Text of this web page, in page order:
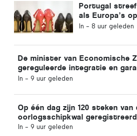
Portugal
als Europa’s
In - 8 uur geleden
De minister van Economische
gereguleerde integratie en
versneld traject voor
In - 9 uur geleden
Op één dag zijn 120 steken
oorlogsschipkwal geregistreerd
In - 9 uur geleden